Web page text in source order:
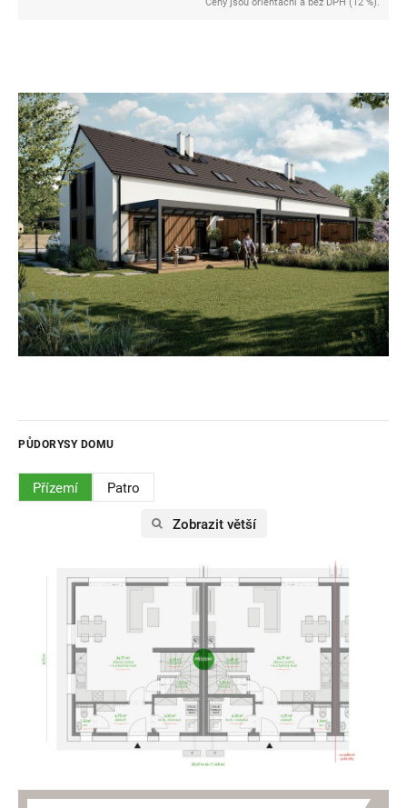
PŮDORYSY DOMU
Přízemí
Patro
Zobrazit větší